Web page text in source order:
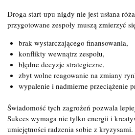
Droga start-upu nigdy nie jest usłana
przygotowane zespoły muszą zmierzyć
brak wystarczającego finansowania,
konflikty wewnątrz zespołu,
błędne decyzje strategiczne,
zbyt wolne reagowanie na zmiany
wypalenie i nadmierne przeciążenie
Świadomość tych zagrożeń pozwala
Sukces wymaga nie tylko energii i
umiejętności radzenia sobie z kryzysami.